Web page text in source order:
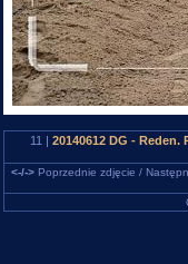
11 | 20140612 DG -
<-/->Poprzednie zdjęcie /